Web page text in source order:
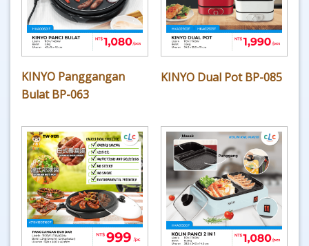
KINYO Panggangan
Bulat BP-063
KINYO Dual Pot BP-085